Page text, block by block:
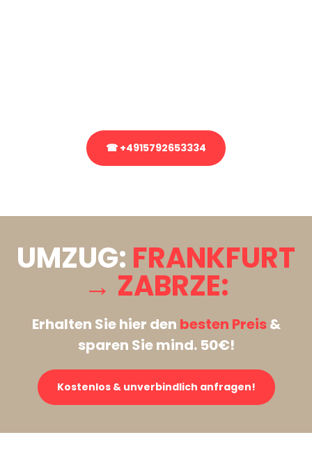
☎ +4915792653334
UMZUG: FRANKFURT
→ ZABRZE:
Erhalten Sie hier den besten Preis&
sparen Sie mind. 50€!
Kostenlos & unverbindlich anfragen!